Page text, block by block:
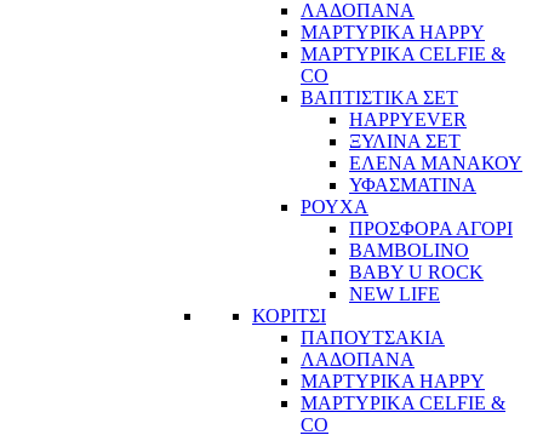
ΛΑΔΟΠΑΝΑ
ΜΑΡΤΥΡΙΚΑ HAPPY
ΜΑΡΤΥΡΙΚΑ CELFIE &
CO
ΒΑΠΤΙΣΤΙΚΑ ΣΕΤ
HAPPYEVER
ΞΥΛΙΝΑ ΣΕΤ
ΕΛΕΝΑ ΜΑΝΑΚΟΥ
ΥΦΑΣΜΑΤΙΝΑ
ΡΟΥΧΑ
ΠΡΟΣΦΟΡΑ ΑΓΟΡΙ
BAMBOLINO
BABY U ROCK
NEW LIFE
ΚΟΡΙΤΣΙ
ΠΑΠΟΥΤΣΑΚΙΑ
ΛΑΔΟΠΑΝΑ
ΜΑΡΤΥΡΙΚΑ HAPPY
ΜΑΡΤΥΡΙΚΑ CELFIE &
CO